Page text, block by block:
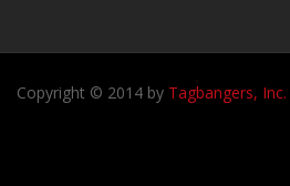
Copyright © 2014 by Tagbangers, Inc.